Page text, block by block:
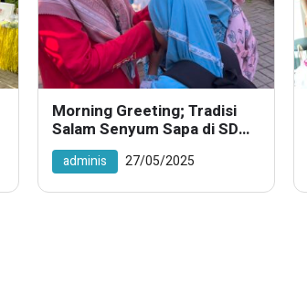
Morning Greeting; Tradisi
Salam Senyum Sapa di SD
Antawirya
adminis 27/05/2025